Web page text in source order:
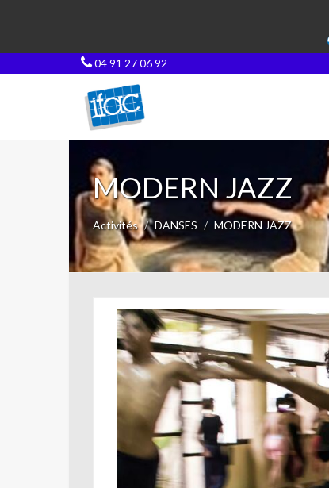
04 91 27 06 92
MODERN JAZZ
Activités DANSES MODERN JAZZ